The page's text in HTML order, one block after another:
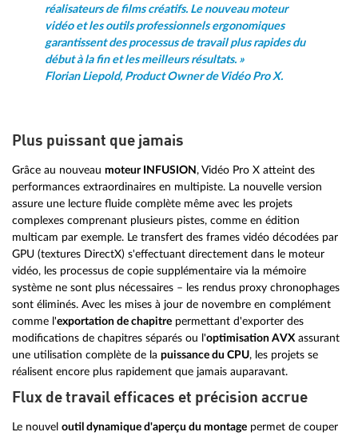
réalisateurs de films créatifs. Le nouveau moteur
vidéo et les outils professionnels ergonomiques
garantissent des processus de travail plus rapides du
début à la fin et les meilleurs résultats. »
Florian Liepold, Product Owner de Vidéo Pro X.
Plus puissant que jamais
Grâce au nouveau moteur INFUSION, Vidéo Pro X atteint des
performances extraordinaires en multipiste. La nouvelle version
assure une lecture fluide complète même avec les projets
complexes comprenant plusieurs pistes, comme en édition
multicam par exemple. Le transfert des frames vidéo décodées par
GPU (textures DirectX) s'effectuant directement dans le moteur
vidéo, les processus de copie supplémentaire via la mémoire
système ne sont plus nécessaires – les rendus proxy chronophages
sont éliminés. Avec les mises à jour de novembre en complément
comme l'exportation de chapitre permettant d'exporter des
modifications de chapitres séparés ou l'optimisation AVX assurant
une utilisation complète de la puissance du CPU, les projets se
réalisent encore plus rapidement que jamais auparavant.
Flux de travail efficaces et précision accrue
Le nouvel outil dynamique d'aperçu du montage permet de couper